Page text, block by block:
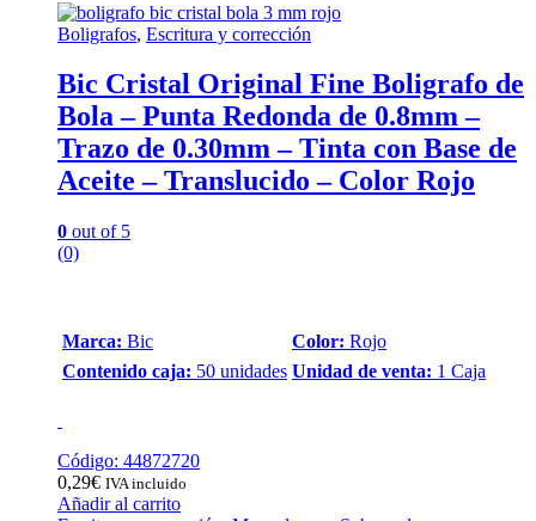
Boligrafos, Escritura y corrección
Bic Cristal Original Fine Boligrafo de
Bola – Punta Redonda de 0.8mm –
Trazo de 0.30mm – Tinta con Base de
Aceite – Translucido – Color Rojo
0 out of 5
(0)
Marca: Bic Color: Rojo
Contenido caja: 50 unidades Unidad de venta: 1 Caja
Código: 44872720
0,29€ IVA incluido
Añadir al carrito